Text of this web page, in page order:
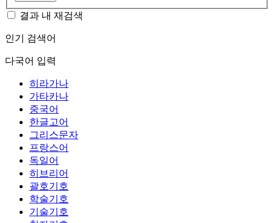
결과 내 재검색
인기 검색어
다국어 입력
히라가나
가타카나
중국어
한글고어
그리스문자
프랑스어
독일어
히브리어
괄호기호
학술기호
기술기호